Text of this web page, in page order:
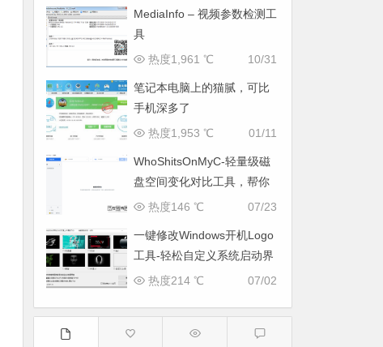
MediaInfo – 视频参数检测工
具
10/31
热度1,961 ℃
笔记本电脑上的猫腻，可比
手机深多了
01/11
热度1,953 ℃
WhoShitsOnMyC-轻量级磁
盘空间变化对比工具，帮你
找出“吃掉”空间的罪魁祸首
07/23
热度146 ℃
一键修改Windows开机Logo
工具-轻松自定义系统启动界
面
07/02
热度214 ℃